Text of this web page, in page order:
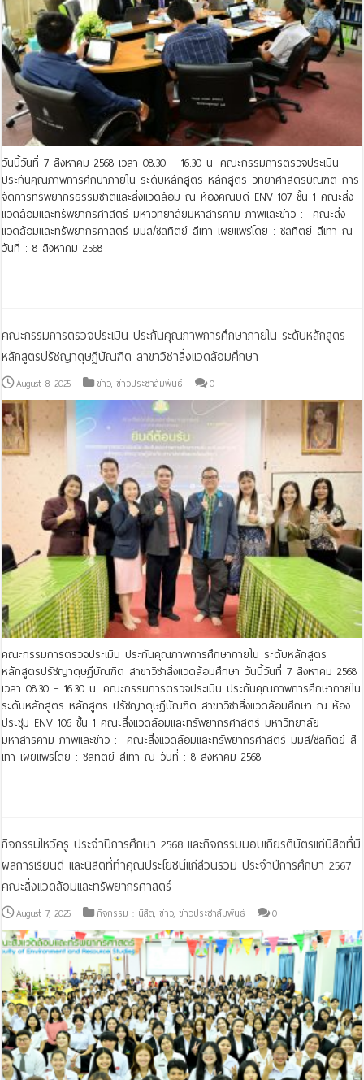
วันนี้วันที่ 7 สิงหาคม 2568 เวลา 08.30 – 16.30 น. คณะกรรมการตรวจประเมิน
ประกันคุณภาพการศึกษาภายใน ระดับหลักสูตร หลักสูตร วิทยาศาสตรบัณฑิต การ
จัดการทรัพยากรธรรมชาติและสิ่งแวดล้อม ณ ห้องคณบดี ENV 107 ชั้น 1 คณะสิ่ง
แวดล้อมและทรัพยากรศาสตร์ มหาวิทยาลัยมหาสารคาม ภาพและข่าว : คณะสิ่ง
แวดล้อมและทรัพยากรศาสตร์ มมส/ชลทิตย์ สีเทา เผยแพร่โดย : ชลทิตย์ สีเทา ณ
วันที่ : 8 สิงหาคม 2568
คณะกรรมการตรวจประเมิน ประกันคุณภาพการศึกษาภายใน ระดับหลักสูตร
หลักสูตรปรัชญาดุษฎีบัณฑิต สาขาวิชาสิ่งแวดล้อมศึกษา
August 8, 2025 ข่าว,ข่าวประชาสัมพันธ์ 0
คณะกรรมการตรวจประเมิน ประกันคุณภาพการศึกษาภายใน ระดับหลักสูตร
หลักสูตรปรัชญาดุษฎีบัณฑิต สาขาวิชาสิ่งแวดล้อมศึกษา วันนี้วันที่ 7 สิงหาคม 2568
เวลา 08.30 – 16.30 น. คณะกรรมการตรวจประเมิน ประกันคุณภาพการศึกษาภายใน
ระดับหลักสูตร หลักสูตร ปรัชญาดุษฎีบัณฑิต สาขาวิชาสิ่งแวดล้อมศึกษา ณ ห้อง
ประชุม ENV 106 ชั้น 1 คณะสิ่งแวดล้อมและทรัพยากรศาสตร์ มหาวิทยาลัย
มหาสารคาม ภาพและข่าว : คณะสิ่งแวดล้อมและทรัพยากรศาสตร์ มมส/ชลทิตย์ สี
เทา เผยแพร่โดย : ชลทิตย์ สีเทา ณ วันที่ : 8 สิงหาคม 2568
กิจกรรมไหว้ครู ประจำปีการศึกษา 2568 และกิจกรรมมอบเกียรติบัตรแก่นิสิตที่มี
ผลการเรียนดี และนิสิตที่ทำคุณประโยชน์แก่ส่วนรวม ประจำปีการศึกษา 2567
คณะสิ่งแวดล้อมและทรัพยากรศาสตร์
August 7, 2025 กิจกรรม : นิสิต,ข่าว,ข่าวประชาสัมพันธ์ 0